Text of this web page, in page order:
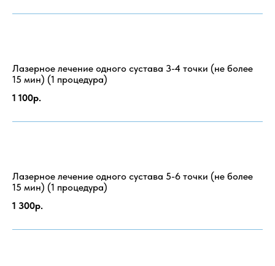
Лазерное лечение одного сустава 3-4 точки (не более
15 мин) (1 процедура)
1 100р.
Лазерное лечение одного сустава 5-6 точки (не более
15 мин) (1 процедура)
1 300р.